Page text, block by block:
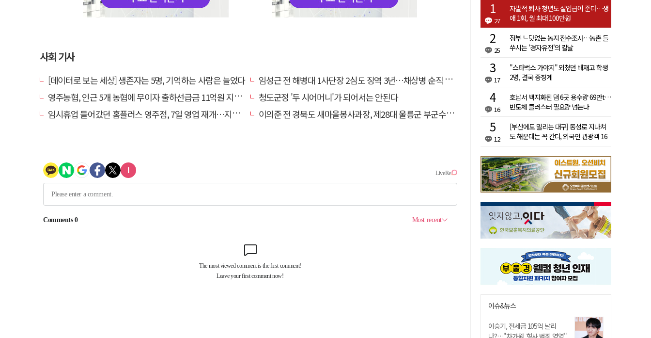
사회 기사
[데이터로 보는 세상] 생존자는 5명, 기억하는 사람은 늘었다
임성근 전 해병대 1사단장 2심도 징역 3년…채상병 순직 책임 유죄
영주농협, 인근 5개 농협에 무이자 출하선급금 11억원 지원…상생 유통망 강화
청도군정 '두 시어머니'가 되어서는 안된다
임시휴업 들어갔던 홈플러스 영주점, 7일 영업 재개…지하 1층만 운영
이의준 전 경북도 새마을봉사과장, 제28대 울릉군 부군수 취임
27
자발적 퇴사 청년도 실업급여 준다…생
애 1회, 월 최대 100만원
25
정부 느닷없는 농지 전수조사…농촌 들
쑤시는 '경자유전'의 칼날
17
"스타벅스 가야지" 외쳤던 배재고 학생
2명, 결국 중징계
16
호남서 백지화된 댐 6곳 용수량 69만t…
반도체 클러스터 필요량 넘는다
12
[부산에도 밀리는 대구] 동성로 지나쳐
도 해운대는 꼭 간다, 외국인 관광객 16
이슈&뉴스
이승기, 전세금 105억 날리
나?…"차가원, 형사 범죄 영역"